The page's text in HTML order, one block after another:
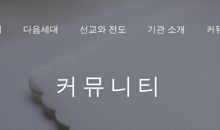
다음세대 선교와 전도 기관 소개 커
커뮤니티